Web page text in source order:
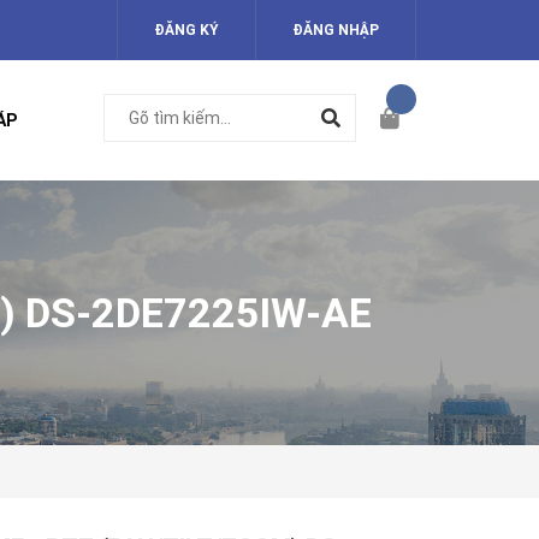
ĐĂNG KÝ ĐĂNG NHẬP
DS-2DE7225IW-AE